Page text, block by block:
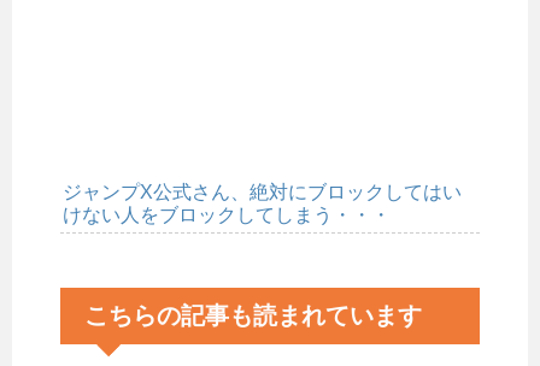
ジャンプX公式さん、絶対にブロックしてはい
けない人をブロックしてしまう・・・
こちらの記事も読まれています